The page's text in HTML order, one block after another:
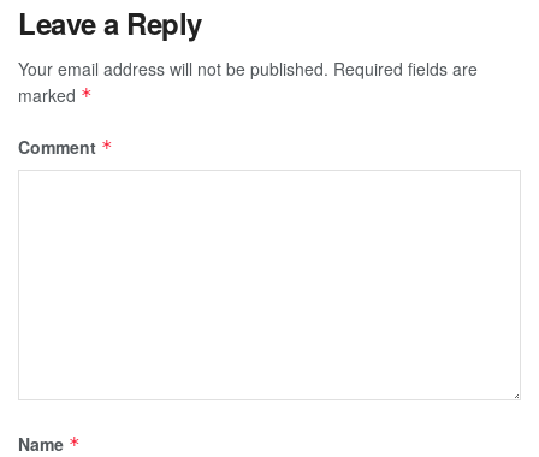
Leave a Reply
Your email address will not be published. Required fields are
marked *
Comment *
Name *